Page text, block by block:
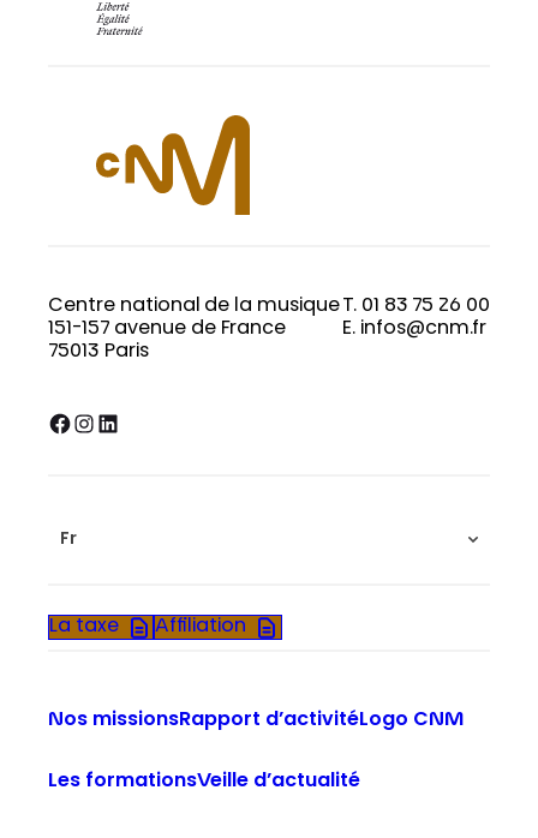
Centre national de la musique
151-157 avenue de France
75013 Paris
T. 01 83 75 26 00
E. infos@cnm.fr
Facebook InstagramLinkedIn
Fr
La taxe Affiliation
Nos missionsRapport d’activitéLogo CNM
Les formationsVeille d’actualité